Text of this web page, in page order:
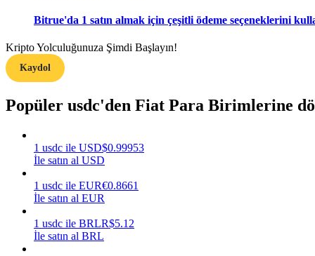
Vadeli İşlemler Başlangıç Kılavuzu
Ticaret stratejileri
Nasıl kârlı kalabileceğinizi öğrenin
Bitrue'da 1 satın almak için çeşitli ödeme seçeneklerini
Kripto Yolculuğunuza Şimdi Başlayın!
Kaydol
Popüler usdc'den Fiat Para Birimlerine
1 usdc ile USD$0.99953
İle satın al USD
1 usdc ile EUR€0.8661
İle satın al EUR
1 usdc ile BRLR$5.12
İle satın al BRL